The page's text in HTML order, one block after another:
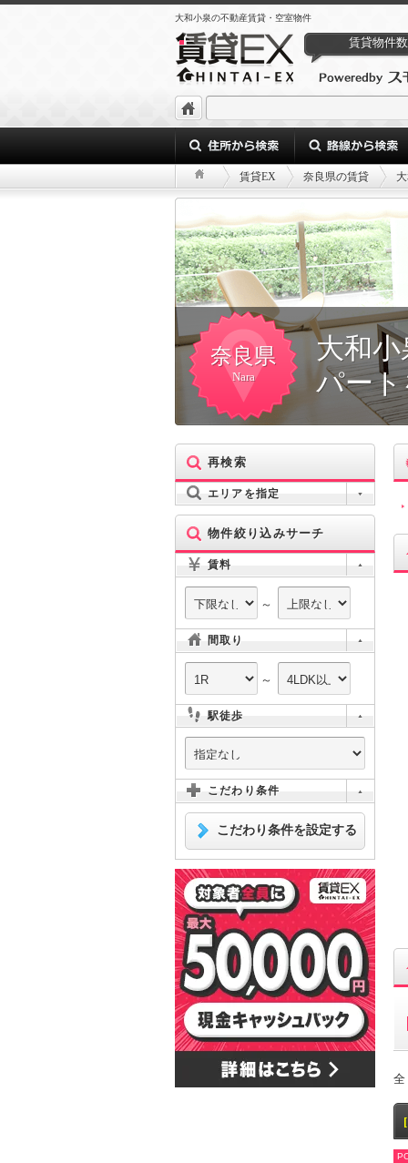
大和小泉の不動産賃貸・空室物件
賃貸物件数
賃貸EX 奈良県の賃貸
奈良県
Nara
大和
パー
再検索
エリアを指定
物件絞り込みサーチ
賃料
～
間取り
～
駅徒歩
こだわり条件
こだわり条件を設定する
全